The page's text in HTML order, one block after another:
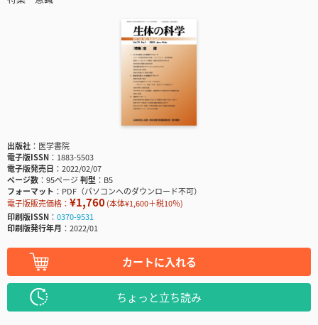
出版社
医学書院
電子版ISSN
1883-5503
電子版発売日
2022/02/07
ページ数
95ページ判型
B5
フォーマット
PDF（パソコンへのダウンロード不可）
電子版販売価格： ¥1,760(本体¥1,600＋税10％)
印刷版ISSN
0370-9531
印刷版発行年月
2022/01
カートに入れる
ちょっと立ち読み